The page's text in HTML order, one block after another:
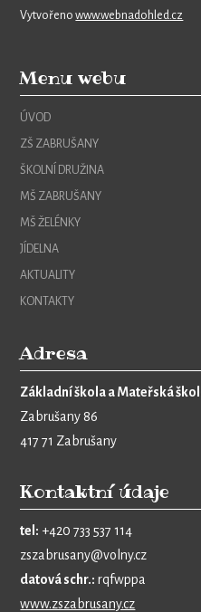
Vytvořenowww.webnadohled.cz
Menu webu
ÚVOD
ZŠ ZABRUŠANY
ŠKOLNÍ DRUŽINA
MŠ ZABRUŠANY
MŠ ŽELÉNKY
JÍDELNA
AKTUALITY
KONTAKTY
Adresa
Základní škola a Mateřská
Zabrušany 86
417 71 Zabrušany
Kontaktní údaje
tel: +420 733 537 114
zszabrusany@volny.cz
datová schr.: rqfwppa
www.zszabrusany.cz